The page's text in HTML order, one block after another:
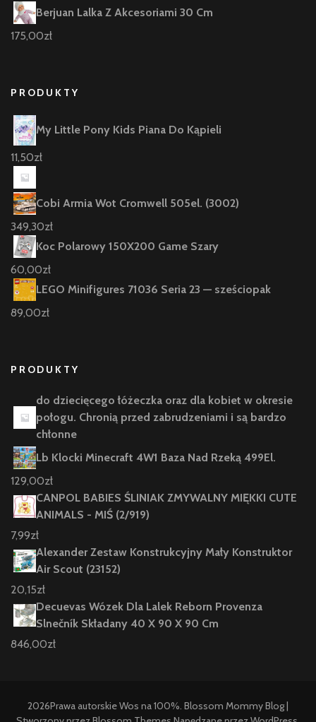
Berjuan Lalka Z Akcesoriami 30 Cm
175,00zł
PRODUKTY
My Little Pony Kids Piana Do Kąpieli
11,50zł
Cobi Armia Wot Cromwell 505el. (3002)
349,30zł
Koc Polarowy 150X200 Game Szary
60,00zł
LEGO Minifigures 71036 Seria 23 — sześciopak
89,00zł
PRODUKTY
do dziecięcego łóżeczka oraz dla kobiet w okresie
połogu. Chronią przed zabrudzeniami i są bardzo
chłonne
Lb Klocki Minecraft 4W1 Baza Nad Rzeką 499El.
129,00zł
CANPOL BABIES ŚLINIAK ZMYWALNY MIĘKKI CUTE
ANIMALS - MIŚ (2/919)
7,99zł
Alexander Zestaw Konstrukcyjny Mały Konstruktor
Air Scout (23152)
20,15zł
Decuevas Wózek Dla Lalek Reborn Provenza
Slnečník Składany 40 X 90 X 90 Cm
846,00zł
2026Prawa autorskieWos na 100%. Blossom Mommy Blog |